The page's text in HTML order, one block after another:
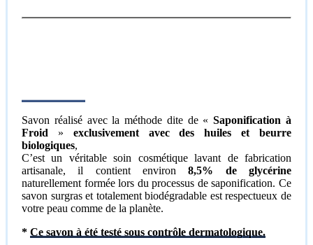
Savon réalisé avec la méthode dite de «Saponification à
Froid » exclusivement avec des huiles et beurre
biologiques,
C’est un véritable soin cosmétique lavant de fabrication
artisanale, il contient environ8,5% de glycérine
naturellement formée lors du processus de saponification. Ce
savon surgras et totalement biodégradable est respectueux de
votre peau comme de la planète.
* Ce savon à été testé sous contrôle dermatologique.